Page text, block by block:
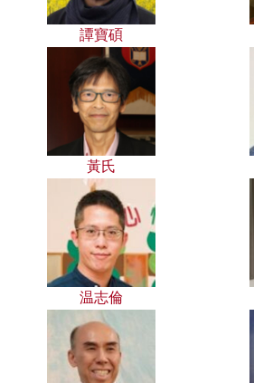
譚寶碩
黃氏
温志倫